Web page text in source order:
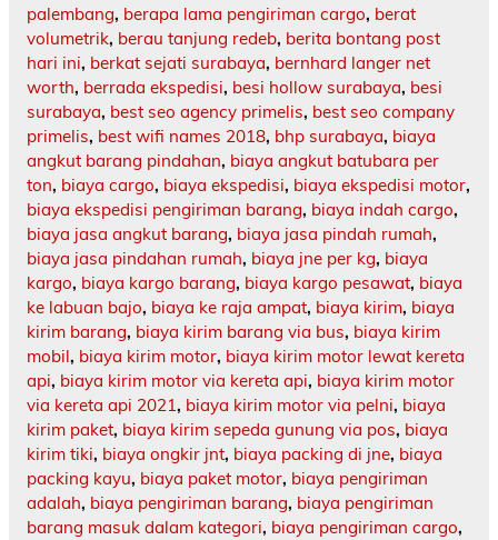
palembang, berapa lama pengiriman cargo, berat
volumetrik, berau tanjung redeb, berita bontang post
hari ini, berkat sejati surabaya, bernhard langer net
worth, berrada ekspedisi, besi hollow surabaya, besi
surabaya, best seo agency primelis, best seo company
primelis, best wifi names 2018, bhp surabaya, biaya
angkut barang pindahan, biaya angkut batubara per
ton, biaya cargo, biaya ekspedisi, biaya ekspedisi motor,
biaya ekspedisi pengiriman barang, biaya indah cargo,
biaya jasa angkut barang, biaya jasa pindah rumah,
biaya jasa pindahan rumah, biaya jne per kg, biaya
kargo, biaya kargo barang, biaya kargo pesawat, biaya
ke labuan bajo, biaya ke raja ampat, biaya kirim, biaya
kirim barang, biaya kirim barang via bus, biaya kirim
mobil, biaya kirim motor, biaya kirim motor lewat kereta
api, biaya kirim motor via kereta api, biaya kirim motor
via kereta api 2021, biaya kirim motor via pelni, biaya
kirim paket, biaya kirim sepeda gunung via pos, biaya
kirim tiki, biaya ongkir jnt, biaya packing di jne, biaya
packing kayu, biaya paket motor, biaya pengiriman
adalah, biaya pengiriman barang, biaya pengiriman
barang masuk dalam kategori, biaya pengiriman cargo,